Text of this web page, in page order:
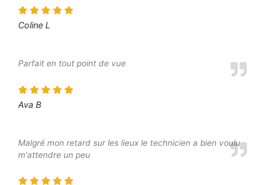
Coline L
Parfait en tout point de vue
Ava B
Malgré mon retard sur les lieux le technicien a bien voulu
m'attendre un peu